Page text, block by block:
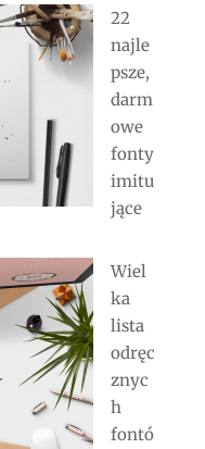
22
najle
psze,
darm
owe
fonty
imitu
jące
Wiel
ka
lista
odręc
znyc
h
fontó